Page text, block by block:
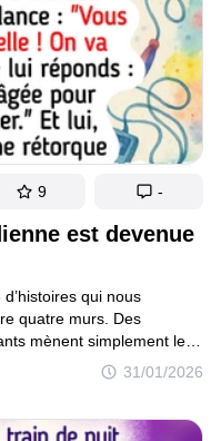
est devenue
31/01/2026
qui nous
quatre murs. Des
mènent simplement leur
se nouent des récits
Le monde est
9 -